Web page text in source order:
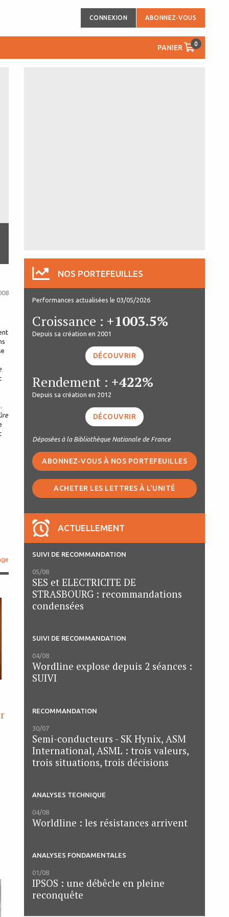
CONNEXION ABONNEZ-VOUS
PANIER 0
NOS PORTEFEUILLES
Performances actualisées le 03/05/2026
Croissance : +1003.5%
Depuis sa création en 2001
DÉCOUVRIR
Rendement : +422%
Depuis sa création en 2012
DÉCOUVRIR
Déposées à la Bibliothèque Nationale de France
ABONNEZ-VOUS À NOS PORTEFEUILLES
ACHETER LES LETTRES À L'UNITÉ
ACTUELLEMENT
SUIVI DE RECOMMANDATION
05/08
SES et ELECTRICITE DE
STRASBOURG : recommandations
condensées
SUIVI DE RECOMMANDATION
04/08
Wordline explose depuis 2 séances :
SUIVI
RECOMMANDATION
30/07
Semi-conducteurs - SK Hynix, ASM
International, ASML : trois valeurs,
trois situations, trois décisions
ANALYSES TECHNIQUE
04/08
Worldline : les résistances arrivent
ANALYSES FONDAMENTALES
01/08
IPSOS : une débêcle en pleine
reconquête